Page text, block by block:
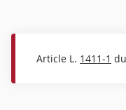
Article L. 1411-1